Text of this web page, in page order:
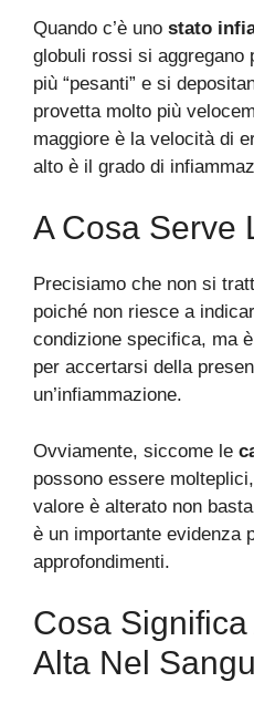
Quando c’è uno stato
globuli rossi si aggregano
più “pesanti” e si
provetta molto più
maggiore è la velocità di
alto è il grado di
A Cosa Serve
Precisiamo che non si
poiché non riesce a
condizione specifica, ma
per accertarsi della
un’infiammazione.
Ovviamente, siccome le
possono essere
valore è alterato non
è un importante evidenza
approfondimenti.
Cosa
Alta Nel